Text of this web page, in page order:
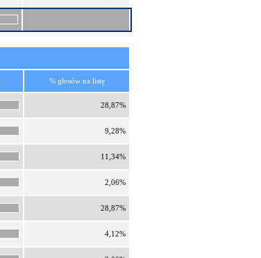
% głosów na listę
28,87%
9,28%
11,34%
2,06%
28,87%
4,12%